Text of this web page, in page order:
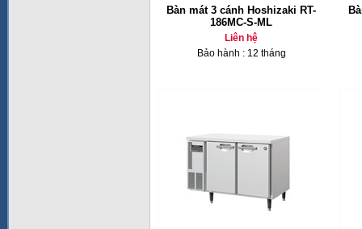
Bàn mát 3 cánh Hoshizaki RT-
186MC-S-ML
Liên hệ
Bảo hành : 12 tháng